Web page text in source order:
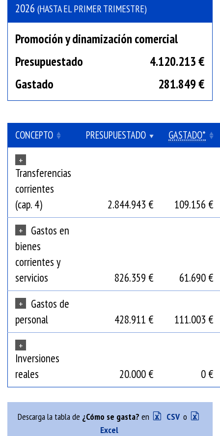
2026 (HASTA EL PRIMER TRIMESTRE)
Promoción y dinamización comercial
Presupuestado
4.120.213 €
Gastado
281.849 €
CONCEPTO PRESUPUESTADO GASTADO*
+
Transferencias
corrientes
(cap. 4)
2.844.943 € 109.156 €
+
Gastos en
bienes
corrientes y
servicios
826.359 € 61.690 €
+
Gastos de
personal
428.911 € 111.003 €
+
Inversiones
reales
20.000 € 0 €
Descarga la tabla de ¿Cómo se gasta? en CSV o
Excel